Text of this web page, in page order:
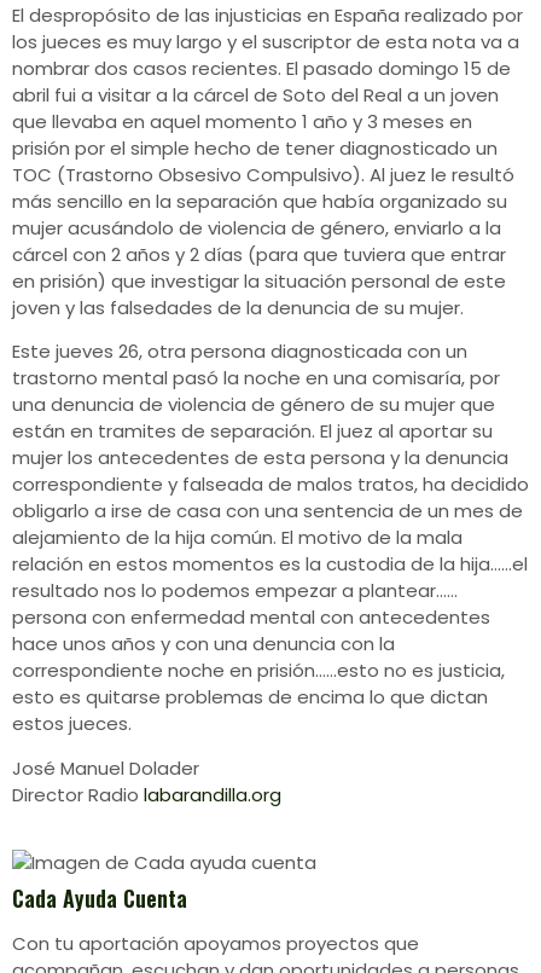
El despropósito de las injusticias en España realizado por
los jueces es muy largo y el suscriptor de esta nota va a
nombrar dos casos recientes. El pasado domingo 15 de
abril fui a visitar a la cárcel de Soto del Real a un joven
que llevaba en aquel momento 1 año y 3 meses en
prisión por el simple hecho de tener diagnosticado un
TOC (Trastorno Obsesivo Compulsivo). Al juez le resultó
más sencillo en la separación que había organizado su
mujer acusándolo de violencia de género, enviarlo a la
cárcel con 2 años y 2 días (para que tuviera que entrar
en prisión) que investigar la situación personal de este
joven y las falsedades de la denuncia de su mujer.
Este jueves 26, otra persona diagnosticada con un
trastorno mental pasó la noche en una comisaría, por
una denuncia de violencia de género de su mujer que
están en tramites de separación. El juez al aportar su
mujer los antecedentes de esta persona y la denuncia
correspondiente y falseada de malos tratos, ha decidido
obligarlo a irse de casa con una sentencia de un mes de
alejamiento de la hija común. El motivo de la mala
relación en estos momentos es la custodia de la hija……el
resultado nos lo podemos empezar a plantear……
persona con enfermedad mental con antecedentes
hace unos años y con una denuncia con la
correspondiente noche en prisión……esto no es justicia,
esto es quitarse problemas de encima lo que dictan
estos jueces.
José Manuel Dolader
Director Radio labarandilla.org
Cada Ayuda Cuenta
Con tu aportación apoyamos proyectos que